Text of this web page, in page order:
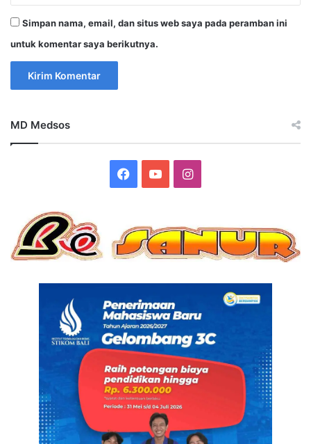
Simpan nama, email, dan situs web saya pada peramban ini
untuk komentar saya berikutnya.
MD Medsos
Facebook
YouTubeInstagram